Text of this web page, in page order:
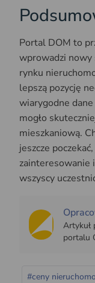
Portal DOM to
wprowadzi nowy
rynku
lepszą pozycję
wiarygodne
mogło
mieszkaniową.
jeszcze
zainteresowanie
wszyscy
Artykuł
portalu
#ceny